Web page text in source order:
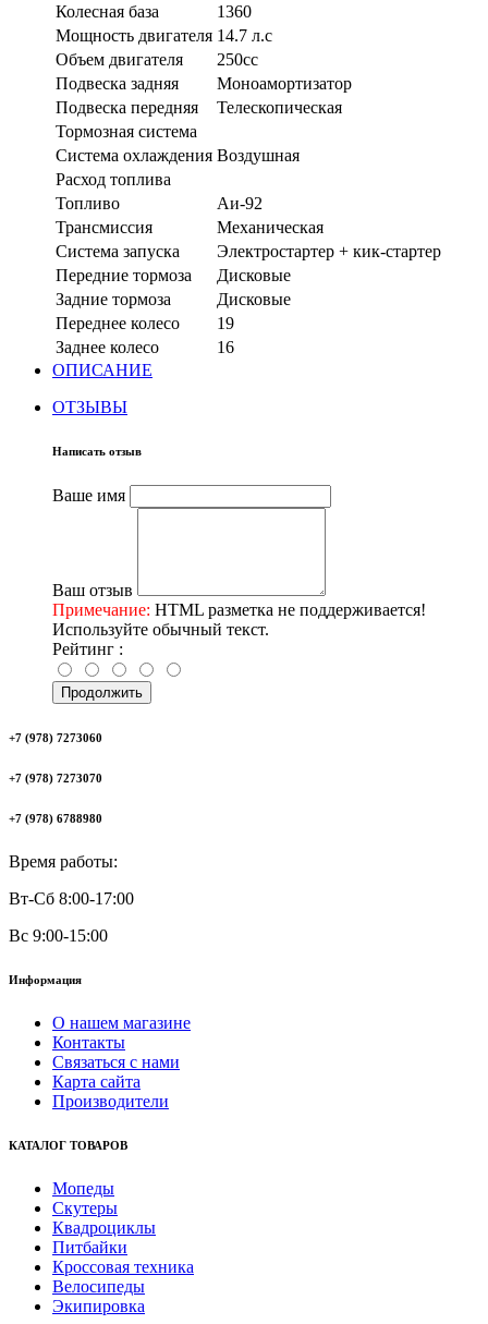
Колесная база
1360
Мощность двигателя 14.7 л.с
Объем двигателя
250сс
Подвеска задняя
Моноамортизатор
Подвеска передняя
Телескопическая
Тормозная система
Система охлаждения Воздушная
Расход топлива
Топливо
Аи-92
Трансмиссия
Механическая
Система запуска
Электростартер + кик-стартер
Передние тормоза
Дисковые
Задние тормоза
Дисковые
Переднее колесо
19
Заднее колесо
16
ОПИСАНИЕ
ОТЗЫВЫ
Написать отзыв
Ваше имя
Ваш отзыв
Примечание: HTML разметка не поддерживается!
Используйте обычный текст.
Рейтинг :
Продолжить
+7 (978) 7273060
+7 (978) 7273070
+7 (978) 6788980
Время работы:
Вт-Сб 8:00-17:00
Вс 9:00-15:00
Информация
О нашем магазине
Контакты
Связаться с нами
Карта сайта
Производители
КАТАЛОГ ТОВАРОВ
Мопеды
Скутеры
Квадроциклы
Питбайки
Кроссовая техника
Велосипеды
Экипировка